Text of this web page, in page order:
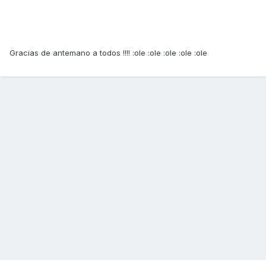
Gracias de antemano a todos !!!! :ole :ole :ole :ole :ole